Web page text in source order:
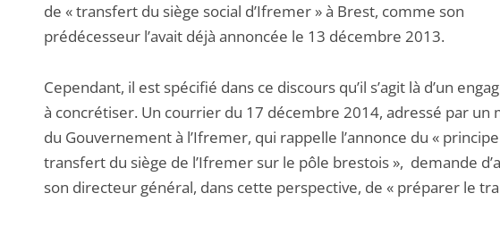
de « transfert du siège social d’Ifremer » à Brest, comme son
prédécesseur l’avait déjà annoncée le 13 décembre 2013.
Cependant, il est spécifié dans ce discours qu’il s’agit là d’un
à concrétiser. Un courrier du 17 décembre 2014, adressé par un
du Gouvernement à l’Ifremer, qui rappelle l’annonce du « principe
transfert du siège de l’Ifremer sur le pôle brestois », demande
son directeur général, dans cette perspective, de « préparer le